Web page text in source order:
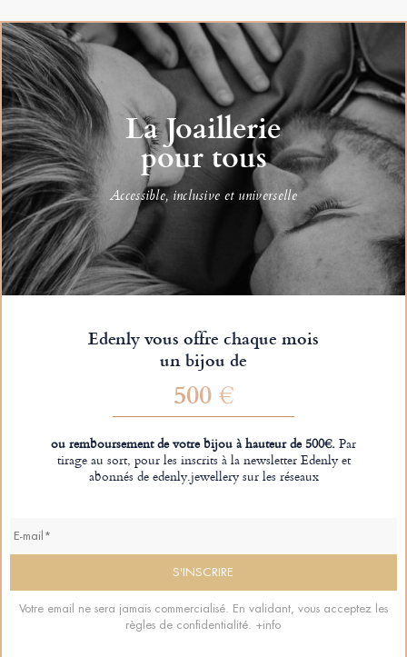
La Joaillerie
pour tous
Accessible, inclusive et universelle
Edenly vous offre chaque mois
un bijou de
500 €
ou remboursement de votre bijou à hauteur de 500€.Par
tirage au sort, pour les inscrits à la newsletter Edenly et
abonnés de edenly.jewellery sur les réseaux
Votre email ne sera jamais commercialisé. En validant, vous acceptez les
règles de confidentialité. +info